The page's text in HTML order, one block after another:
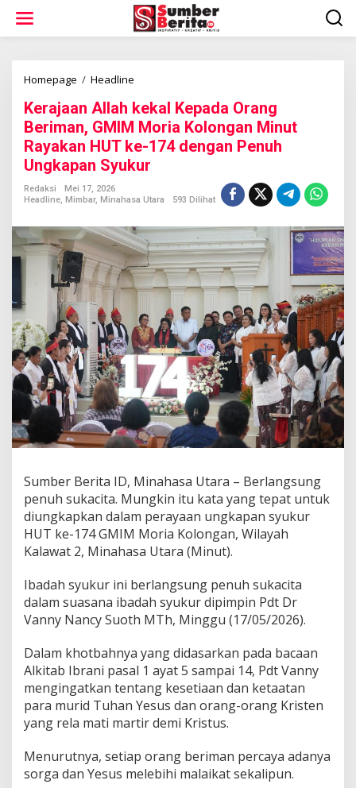
w
Homepage / Headline
r
a
a
a
a
h
k
k
K
e
p
d
a
r
a
g
B
e
r
m
n
,
G
M
M
M
o
r
a
o
l
o
Kerajaan Allah kekal Kepada Orang
Beriman, GMIM Moria Kolongan Minut
Rayakan HUT ke-174 dengan Penuh
Ungkapan Syukur
Redaksi
Mei 17, 2026
Headline, Mimbar, Minahasa Utara 593 Dilihat
Sumber Berita ID, Minahasa Utara – Berlangsung
penuh sukacita. Mungkin itu kata yang tepat untuk
diungkapkan dalam perayaan ungkapan syukur
HUT ke-174 GMIM Moria Kolongan, Wilayah
Kalawat 2, Minahasa Utara (Minut).
Ibadah syukur ini berlangsung penuh sukacita
dalam suasana ibadah syukur dipimpin Pdt Dr
Vanny Nancy Suoth MTh, Minggu (17/05/2026).
Dalam khotbahnya yang didasarkan pada bacaan
Alkitab Ibrani pasal 1 ayat 5 sampai 14, Pdt Vanny
mengingatkan tentang kesetiaan dan ketaatan
para murid Tuhan Yesus dan orang-orang Kristen
yang rela mati martir demi Kristus.
Menurutnya, setiap orang beriman percaya adanya
sorga dan Yesus melebihi malaikat sekalipun.